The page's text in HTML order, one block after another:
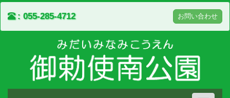
055-285-4712 お問い合わせ